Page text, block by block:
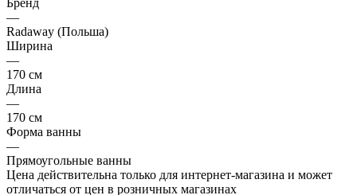
—
Radaway (Польша)
Ширина
—
170 см
Длина
—
170 см
Форма ванны
—
Прямоугольные ванны
Цена действительна только для интернет-магазина и может
отличаться от цен в розничных магазинах